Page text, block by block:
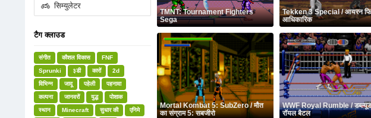
सिम्युलेटर
टैग क्लाउड
संगीत कौशल विकास
FNF
Sprunki
३डी कारों
2d
विभिन्न
जादू पहेली
पहनावा
कल्पना
जानवरों युद्ध
पोशाक
स्थान
Minecraft सुधार की
एनिमे
TMNT: Tournament Fighters
Sega
Tekken 3 Special / आयरन
आधिकारिक
Mortal Kombat 5: SubZero / मौत
का संग्राम 5: सबजीरो
WWF Royal Rumble /
रॉयल बैटल